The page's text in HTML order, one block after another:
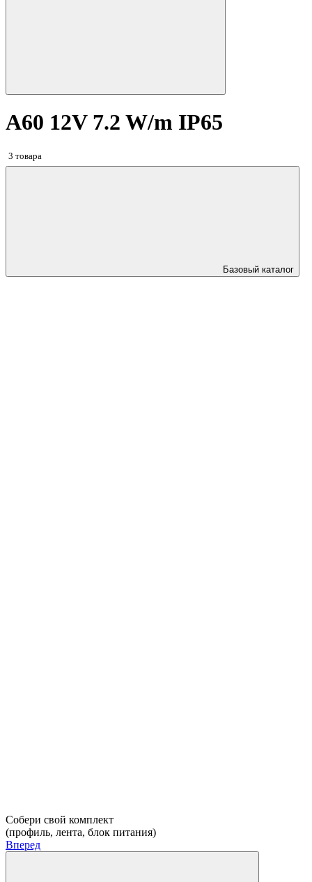
A60 12V 7.2 W/m IP65
3 товара
Базовый каталог
Собери свой комплект
(профиль, лента, блок питания)
Вперед